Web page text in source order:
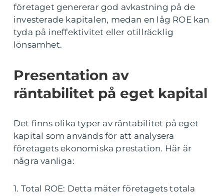
företaget genererar god avkastning på de
investerade kapitalen, medan en låg ROE kan
tyda på ineffektivitet eller otillräcklig
lönsamhet.
Presentation av
räntabilitet på eget kapital
Det finns olika typer av räntabilitet på eget
kapital som används för att analysera
företagets ekonomiska prestation. Här är
några vanliga:
1. Total ROE: Detta mäter företagets totala